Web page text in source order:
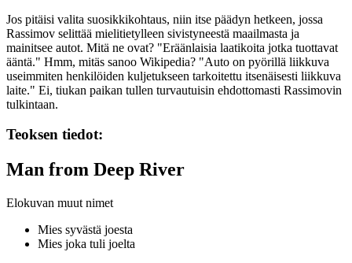
Jos pitäisi valita suosikkikohtaus, niin itse päädyn hetkeen, jossa
Rassimov selittää mielitietylleen sivistyneestä maailmasta ja
mainitsee autot. Mitä ne ovat? "Eräänlaisia laatikoita jotka tuottavat
ääntä." Hmm, mitäs sanoo Wikipedia? "Auto on pyörillä liikkuva
useimmiten henkilöiden kuljetukseen tarkoitettu itsenäisesti liikkuva
laite." Ei, tiukan paikan tullen turvautuisin ehdottomasti Rassimovin
tulkintaan.
Teoksen tiedot:
Man from Deep River
Elokuvan muut nimet
Mies syvästä joesta
Mies joka tuli joelta